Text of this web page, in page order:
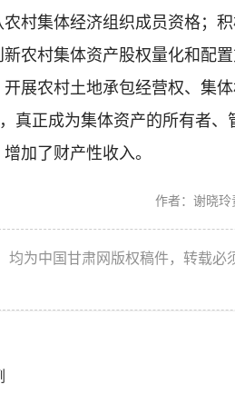
村集体经济组织成员资格；
农村集体资产股权量化和配
展农村土地承包经营权、集体
真正成为集体资产的所有者、
加了财产性收入。
作者：谢晓玲
均为中国甘肃网版权稿件，转载必